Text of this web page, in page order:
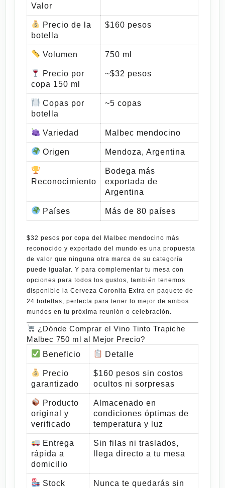
Valor
Precio de la
botella
$160 pesos
Volumen 750 ml
Precio por
copa 150 ml
~$32 pesos
Copas por
botella
~5 copas
Variedad Malbec mendocino
Origen Mendoza, Argentina
Reconocimiento
Bodega más
exportada de
Argentina
Países Más de 80 países
$32 pesos por copa del Malbec mendocino más
reconocido y exportado del mundo es una propuesta
de valor que ninguna otra marca de su categoría
puede igualar. Y para complementar tu mesa con
opciones para todos los gustos, también tenemos
disponible la Cerveza Coronita Extra en paquete de
24 botellas , perfecta para tener lo mejor de ambos
mundos en tu próxima reunión o celebración.
¿Dónde Comprar el Vino Tinto Trapiche
Malbec 750 ml al Mejor Precio?
Beneficio
Detalle
Precio
garantizado
$160 pesos sin costos
ocultos ni sorpresas
Producto
original y
verificado
Almacenado en
condiciones óptimas de
temperatura y luz
Entrega
rápida a
domicilio
Sin filas ni traslados,
llega directo a tu mesa
Stock
Nunca te quedarás sin